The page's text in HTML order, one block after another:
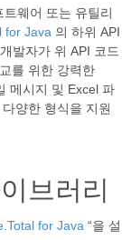
웨어 또는 유틸리
for Java 의 하위 API
발자가 위 API 코드
를 위한 강력한
메시지 및 Excel 파
양한 형식을 지원
브러리
for Java “을 설